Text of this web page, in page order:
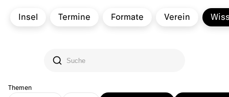
Insel Termine Formate Verein
Themen